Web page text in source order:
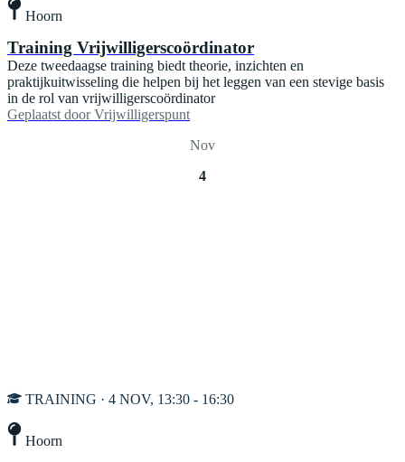
Hoorn
Training Vrijwilligerscoördinator
Deze tweedaagse training biedt theorie, inzichten en
praktijkuitwisseling die helpen bij het leggen van een stevige basis
in de rol van vrijwilligerscoördinator
Geplaatst door Vrijwilligerspunt
Nov
4
TRAINING · 4 NOV, 13:30 - 16:30
Hoorn